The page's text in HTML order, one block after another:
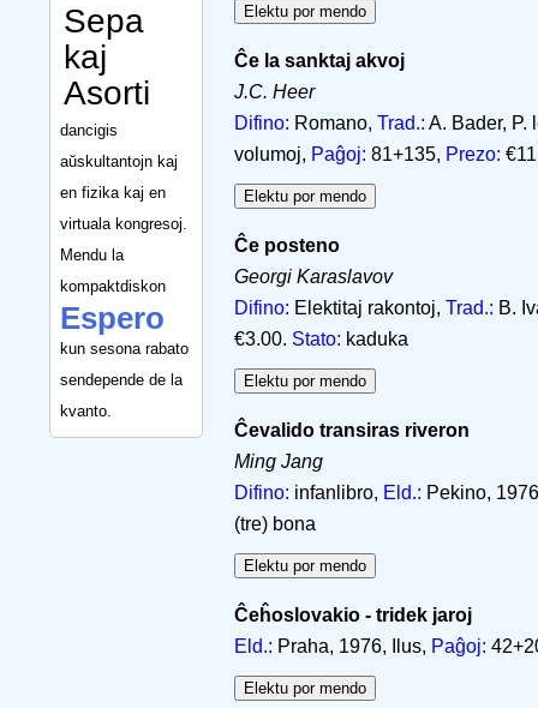
Sepa
kaj
Asorti
dancigis
aŭskultantojn kaj
en fizika kaj en
virtuala kongresoj.
Mendu la
kompaktdiskon
Espero
kun sesona rabato
sendepende de la
kvanto.
Ĉe la sanktaj akvoj
J.C. Heer
Difino: Romano, Trad.: A. Bader, P.
volumoj, Paĝoj: 81+135, Prezo:
Ĉe posteno
Georgi Karaslavov
Difino: Elektitaj rakontoj, Trad.: B.
€3.00. Stato: kaduka
Ĉevalido transiras riveron
Ming Jang
Difino: infanlibro, Eld.: Pekino,
(tre) bona
Ĉeĥoslovakio - tridek jaroj
Eld.: Praha, 1976, Ilus, Paĝoj: